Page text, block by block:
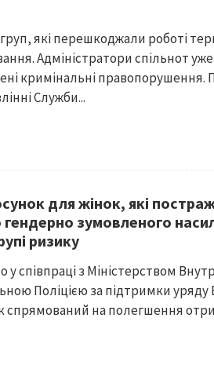
які перешкоджали роботі
Адміністратори спільнот
кримінальні правопорушення.
Служби...
для жінок, які
зумовленого
ризику
у співпраці з Міністерством
Поліцією за підтримки уряду
спрямований на полегшення